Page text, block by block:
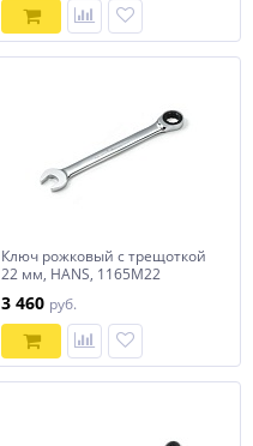
Ключ рожковый с трещоткой
22 мм, HANS, 1165M22
3 460 руб.